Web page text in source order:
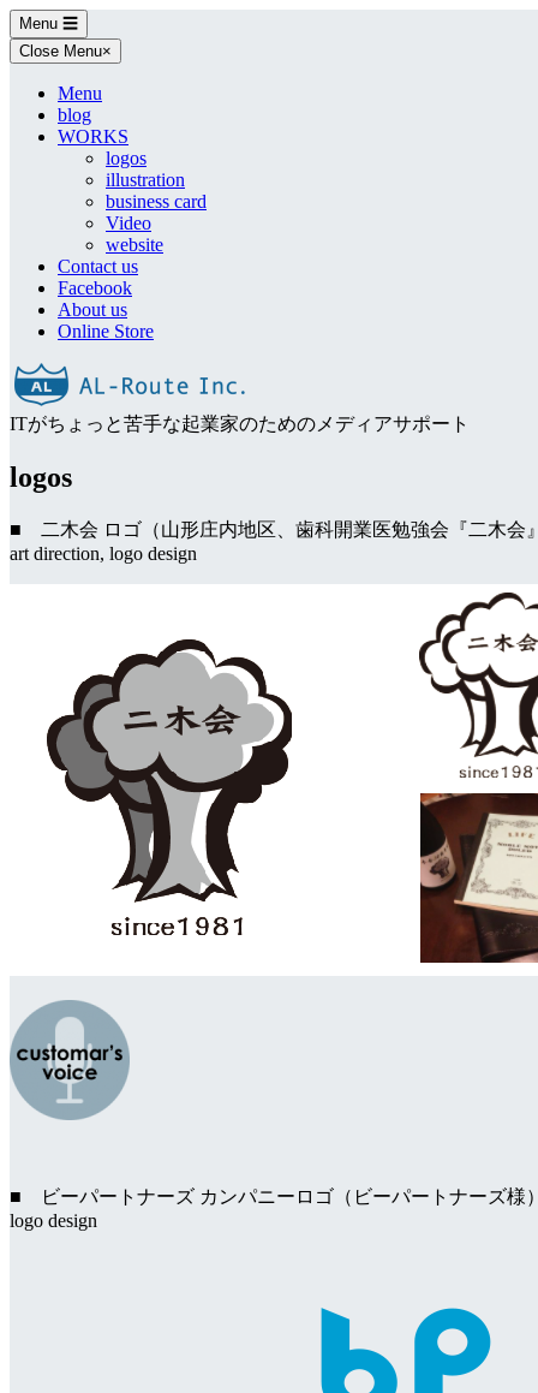
Skip
to
content
Menu ☰
Close Menu×
Menu
blog
WORKS
logos
illustration
business card
Video
website
Contact us
Facebook
About us
Online Store
ITがちょっと苦手な起業家のためのメディアサポート
logos
■ 二木会 ロゴ（山形庄内地区、歯科開業医勉強会『二木会
art direction, logo design
■ ビーパートナーズ カンパニーロゴ（ビーパートナーズ様
logo design